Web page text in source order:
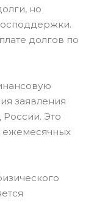
но
долгов по
заявления
Это
ежемесячных